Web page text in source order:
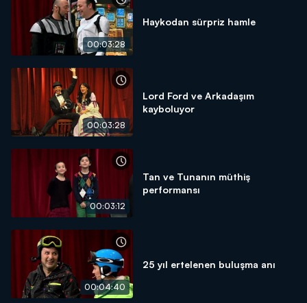
00:03:28
Haykodan sürpriz hamle
00:03:28
Lord Ford ve Arkadaşım
kayboluyor
00:03:12
Tan ve Tunanın müthiş
performansı
00:04:40
25 yıl ertelenen buluşma anı